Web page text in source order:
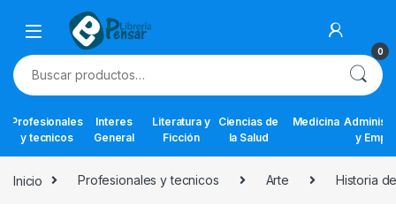
Skip to navigation
Skip to content
0
Buscar por:
Profesionales
y tecnicos
Interes
General
Literatura y
Ficción
Ciencias de
la Salud
Medicina
y
Inicio Profesionales y tecnicos Arte Historia